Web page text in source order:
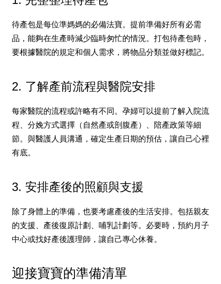
待產包是每位準媽媽的必備法寶。提前準備好所有必需
品，能夠在生產時減少臨時匆忙的情況。打包待產包時，
要根據醫院的規定和個人需求，將物品分類並做好標記。
2. 了解產前流程與醫院安排
每家醫院的流程或許略有不同。孕婦可以提前了解入院流
程、分娩方式選擇（自然產或剖腹產）、陪產政策等細
節。與醫護人員溝通，確定生產日期的預估，讓自己心裡
有底。
3. 安排產後的照顧與支援
除了身體上的準備，也要考慮產後的生活安排。包括親友
的支援、產後復原計劃、哺乳計劃等。必要時，預約月子
中心或找好產後護理師，讓自己專心休養。
迎接寶寶的準備清單